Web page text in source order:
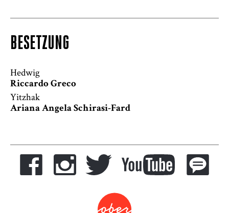
BESETZUNG
Hedwig
Riccardo Greco
Yitzhak
Ariana Angela Schirasi-Fard